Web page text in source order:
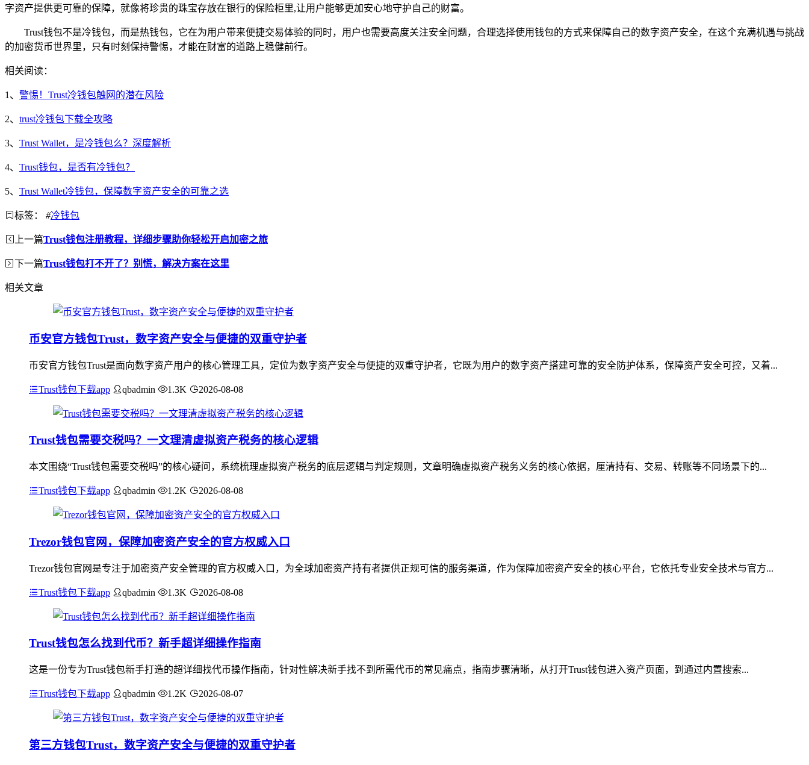
字资产提供更可靠的保障，就像将珍贵的珠宝存放在银行的保险柜里,让用户能够更加安心地守护自己的财富。
Trust钱包不是冷钱包，而是热钱包，它在为用户带来便捷交易体验的同时，用户也需要高度关注安全问题，合理选择使用钱包的方式来保障自己的数字资产安全，在这个充满机遇与挑战
的加密货币世界里，只有时刻保持警惕，才能在财富的道路上稳健前行。
相关阅读：
1、 警惕！Trust冷钱包触网的潜在风险
2、 trust冷钱包下载全攻略
3、 Trust Wallet，是冷钱包么？深度解析
4、 Trust钱包，是否有冷钱包？
5、 Trust Wallet冷钱包，保障数字资产安全的可靠之选
标签： #冷钱包
上一篇Trust钱包注册教程，详细步骤助你轻松开启加密之旅
下一篇Trust钱包打不开了？别慌，解决方案在这里
相关文章
币安官方钱包Trust，数字资产安全与便捷的双重守护者
币安官方钱包Trust是面向数字资产用户的核心管理工具，定位为数字资产安全与便捷的双重守护者，它既为用户的数字资产搭建可靠的安全防护体系，保障资产安全可控，又着...
Trust钱包下载app qbadmin 1.3K 2026-08-08
Trust钱包需要交税吗？一文理清虚拟资产税务的核心逻辑
本文围绕“Trust钱包需要交税吗”的核心疑问，系统梳理虚拟资产税务的底层逻辑与判定规则，文章明确虚拟资产税务义务的核心依据，厘清持有、交易、转账等不同场景下的...
Trust钱包下载app qbadmin 1.2K 2026-08-08
Trezor钱包官网，保障加密资产安全的官方权威入口
Trezor钱包官网是专注于加密资产安全管理的官方权威入口，为全球加密资产持有者提供正规可信的服务渠道，作为保障加密资产安全的核心平台，它依托专业安全技术与官方...
Trust钱包下载app qbadmin 1.3K 2026-08-08
Trust钱包怎么找到代币？新手超详细操作指南
这是一份专为Trust钱包新手打造的超详细找代币操作指南，针对性解决新手找不到所需代币的常见痛点，指南步骤清晰，从打开Trust钱包进入资产页面，到通过内置搜索...
Trust钱包下载app qbadmin 1.2K 2026-08-07
第三方钱包Trust，数字资产安全与便捷的双重守护者